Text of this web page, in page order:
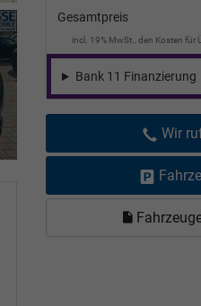
Gesamtpreis
incl. 19% MwSt., den Kosten
Bank 11 Finanzierung
Wir